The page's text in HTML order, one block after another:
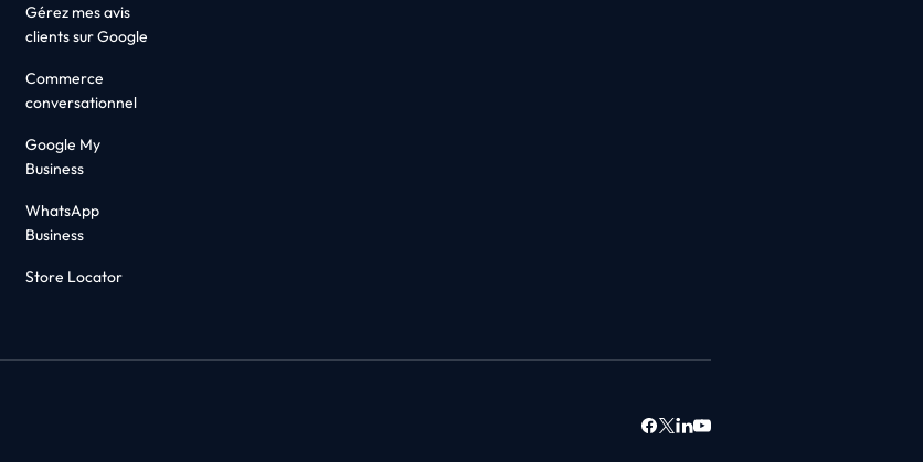
Gérez mes avis
clients sur Google
Commerce
conversationnel
Google My
Business
WhatsApp
Business
Store Locator